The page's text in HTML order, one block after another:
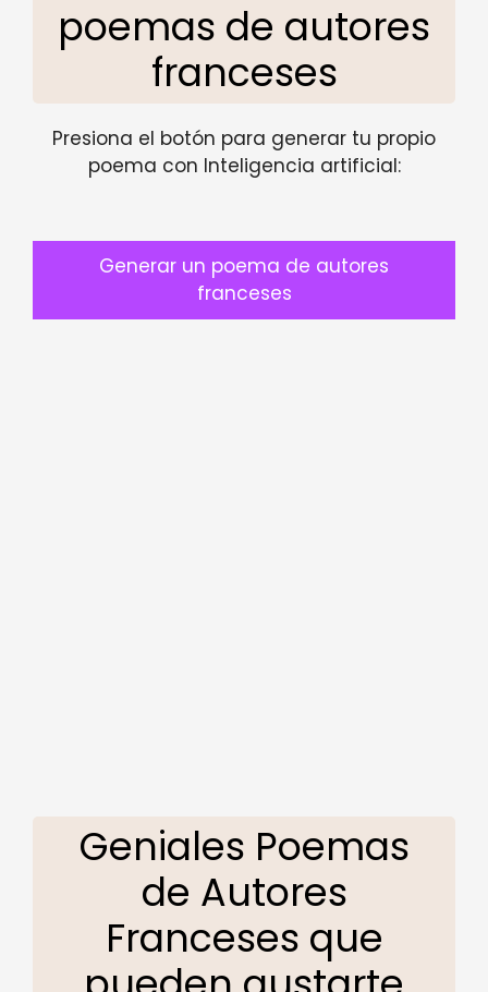
poemas de autores
franceses
Presiona el botón para generar tu propio
poema con Inteligencia artificial:
Generar un poema de autores
franceses
Geniales Poemas
de Autores
Franceses que